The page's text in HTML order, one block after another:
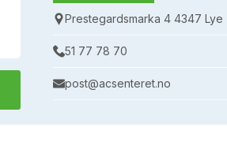
Prestegardsmarka 4 4347 Lye
51 77 78 70
post@acsenteret.no